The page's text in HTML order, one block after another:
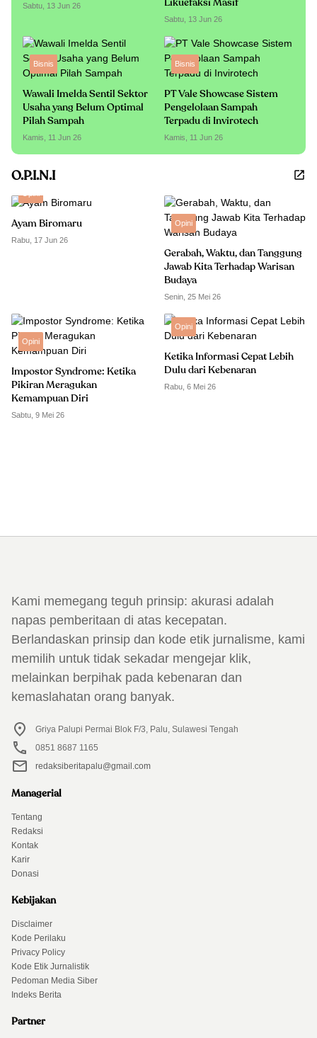
Sabtu, 13 Jun 26
Likuefaksi Masif
Sabtu, 13 Jun 26
Bisnis
Wawali Imelda Sentil Sektor
Usaha yang Belum Optimal
Pilah Sampah
Kamis, 11 Jun 26
Bisnis
PT Vale Showcase Sistem
Pengelolaan Sampah
Terpadu di Invirotech
Kamis, 11 Jun 26
O.P.I.N.I
Ayam Biromaru
Rabu, 17 Jun 26
Opini
Gerabah, Waktu, dan Tanggung
Jawab Kita Terhadap Warisan
Budaya
Senin, 25 Mei 26
Opini
Impostor Syndrome: Ketika
Pikiran Meragukan
Kemampuan Diri
Sabtu, 9 Mei 26
Opini
Ketika Informasi Cepat Lebih
Dulu dari Kebenaran
Rabu, 6 Mei 26
Kami memegang teguh prinsip: akurasi adalah
napas pemberitaan di atas kecepatan.
Berlandaskan prinsip dan kode etik jurnalisme, kami
memilih untuk tidak sekadar mengejar klik,
melainkan berpihak pada kebenaran dan
kemaslahatan orang banyak.
Griya Palupi Permai Blok F/3, Palu, Sulawesi Tengah
0851 8687 1165
redaksiberitapalu@gmail.com
Managerial
Tentang
Redaksi
Kontak
Karir
Donasi
Kebijakan
Disclaimer
Kode Perilaku
Privacy Policy
Kode Etik Jurnalistik
Pedoman Media Siber
Indeks Berita
Partner